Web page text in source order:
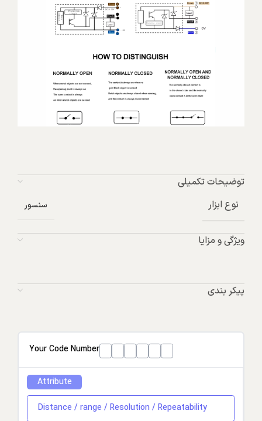
توضیحات تکمیلی
نوع ابزار
سنسور
ویژگی و مزایا
پیکر بندی
Your Code Number
Attribute
Distance / range / Resolution / Repeatability